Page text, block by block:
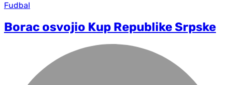
Fudbal
Borac osvojio Kup Republike Srpske